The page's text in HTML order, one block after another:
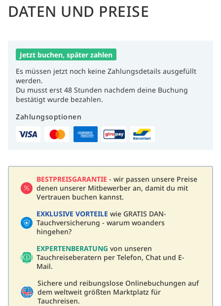
DATEN UND PREISE
Jetzt buchen, später zahlen
Es müssen jetzt noch keine Zahlungsdetails ausgefüllt
werden.
Du musst erst 48 Stunden nachdem deine Buchung
bestätigt wurde bezahlen.
Zahlungsoptionen
BESTPREISGARANTIE - wir passen unsere Preise
denen unserer Mitbewerber an, damit du mit
Vertrauen buchen kannst.
EXKLUSIVE VORTEILE wie GRATIS DAN-
Tauchversicherung - warum woanders
hingehen?
EXPERTENBERATUNG von unseren
Tauchreiseberatern per Telefon, Chat und E-
Mail.
Sichere und reibungslose Onlinebuchungen auf
dem weltweit größten Marktplatz für
Tauchreisen.